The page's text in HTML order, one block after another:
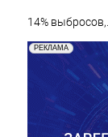
14% выбросов,...
РЕКЛАМА